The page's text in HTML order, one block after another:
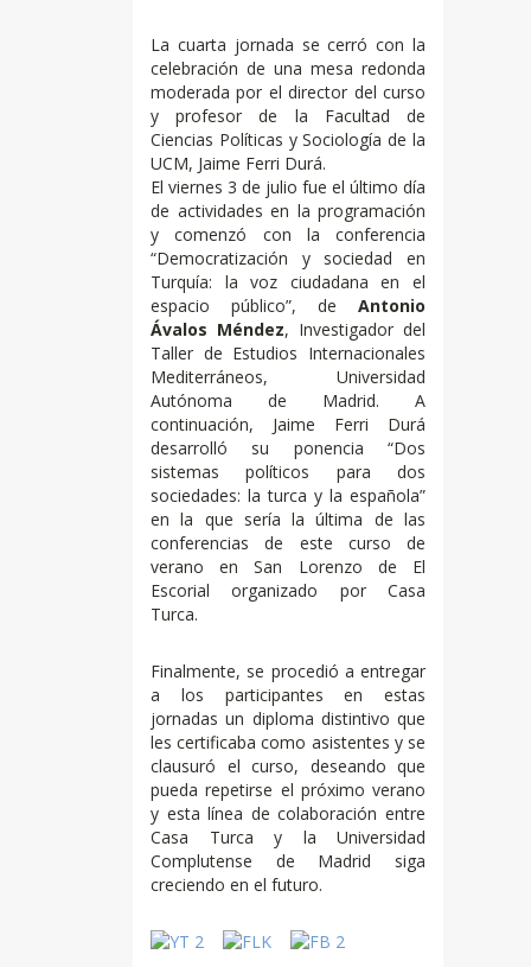
La cuarta jornada se cerró con la
celebración de una mesa redonda
moderada por el director del curso
y profesor de la Facultad de
Ciencias Políticas y Sociología de la
UCM, Jaime Ferri Durá.
El viernes 3 de julio fue el último día
de actividades en la programación
y comenzó con la conferencia
“Democratización y sociedad en
Turquía: la voz ciudadana en el
espacio público”, de Antonio
Ávalos Méndez, Investigador del
Taller de Estudios Internacionales
Mediterráneos, Universidad
Autónoma de Madrid. A
continuación, Jaime Ferri Durá
desarrolló su ponencia “Dos
sistemas políticos para dos
sociedades: la turca y la española”
en la que sería la última de las
conferencias de este curso de
verano en San Lorenzo de El
Escorial organizado por Casa
Turca.
Finalmente, se procedió a entregar
a los participantes en estas
jornadas un diploma distintivo que
les certificaba como asistentes y se
clausuró el curso, deseando que
pueda repetirse el próximo verano
y esta línea de colaboración entre
Casa Turca y la Universidad
Complutense de Madrid siga
creciendo en el futuro.